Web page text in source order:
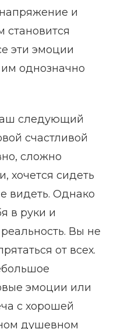
и
становится
эти эмоции
однозначно
следующий
счастливой
сложно
хочется сидеть
видеть. Однако
в руки и
Вы не
от всех.
эмоции или
с хорошей
душевном